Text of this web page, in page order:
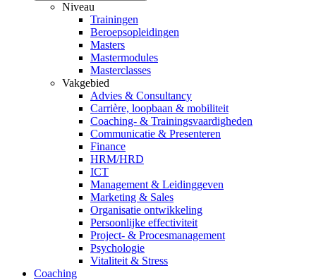
Niveau
Trainingen
Beroepsopleidingen
Masters
Mastermodules
Masterclasses
Vakgebied
Advies & Consultancy
Carrière, loopbaan & mobiliteit
Coaching- & Trainingsvaardigheden
Communicatie & Presenteren
Finance
HRM/HRD
ICT
Management & Leidinggeven
Marketing & Sales
Organisatie ontwikkeling
Persoonlijke effectiviteit
Project- & Procesmanagement
Psychologie
Vitaliteit & Stress
Coaching